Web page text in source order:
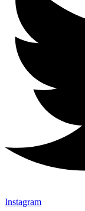
Instagram